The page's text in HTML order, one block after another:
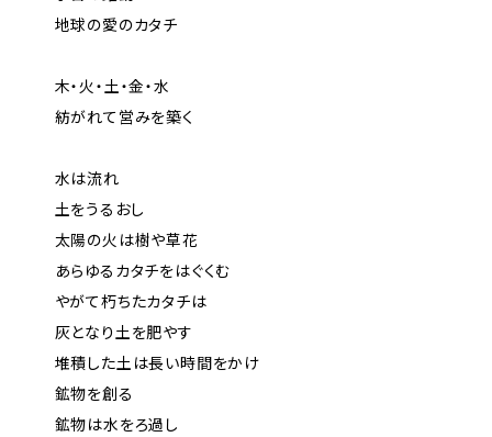
地球の愛のカタチ
木・火・土・金・水
紡がれて営みを築く
水は流れ
土をうるおし
太陽の火は樹や草花
あらゆるカタチをはぐくむ
やがて朽ちたカタチは
灰となり土を肥やす
堆積した土は長い時間をかけ
鉱物を創る
鉱物は水をろ過し